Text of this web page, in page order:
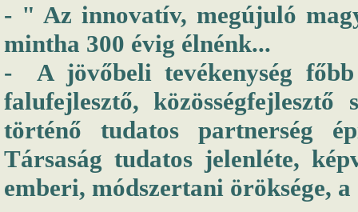
- " Az innovatív, megújuló
mintha 300 évig élnénk...
- A jövőbeli tevékenység
falufejlesztő, közösségfejlesztő
történő tudatos partnerség
Társaság tudatos jelenléte,
emberi, módszertani öröksége,